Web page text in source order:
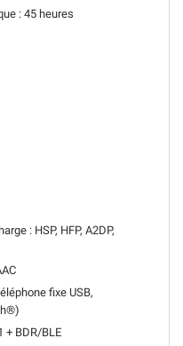
: 45 heures
: HSP, HFP, A2DP,
fixe USB,
+ BDR/BLE